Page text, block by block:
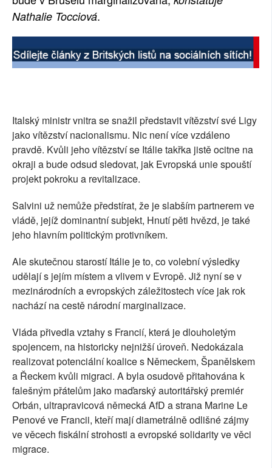
SOCIÁLNÍ SÍTĚ
PLNÁ VERZE STRÁNEK
Nathalie Tocciová.
Italský ministr vnitra se snažil představit vítězství své Ligy
jako vítězství nacionalismu. Nic není více vzdáleno
pravdě. Kvůli jeho vítězství se Itálie takřka jistě ocitne na
okraji a bude odsud sledovat, jak Evropská unie spouští
projekt pokroku a revitalizace.
Salvini už nemůže předstírat, že je slabším partnerem ve
vládě, jejíž dominantní subjekt, Hnutí pěti hvězd, je také
jeho hlavním politickým protivníkem.
Ale skutečnou starostí Itálie je to, co volební výsledky
udělají s jejím místem a vlivem v Evropě. Již nyní se v
mezinárodních a evropských záležitostech více jak rok
nachází na cestě národní marginalizace.
Vláda přivedla vztahy s Francií, která je dlouholetým
spojencem, na historicky nejnižší úroveň. Nedokázala
realizovat potenciální koalice s Německem, Španělskem
a Řeckem kvůli migraci. A byla osudově přitahována k
falešným přátelům jako maďarský autoritářský premiér
Orbán, ultrapravicová německá AfD a strana Marine Le
Penové ve Francii, kteří mají diametrálně odlišné zájmy
ve věcech fiskální strohosti a evropské solidarity ve věci
migrace.